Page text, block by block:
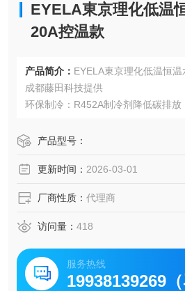
EYELA東京理化低温
20A控温款
产品简介： EYELA東京理化低温恒
成都藤田科技提供
环保制冷：R452A制冷剂降低碳排放
多功能循环：可选Nybrine® Z-1载
紧凑设计：台式安装，节省实验室空
产品型号：
更新时间： 2026-03-01
厂商性质： 代理商
访问量： 418
服务热线
19938139269（